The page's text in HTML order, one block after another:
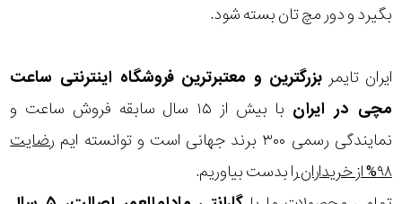
بگیرد و دور مچ تان بسته شود.
ایران تایمر بزرگترین و معتبرترین فروشگاه اینترنتی ساعت
مچی در ایران
با بیش از ۱۵ سال سابقه فروش ساعت و
نمایندگی رسمی ۳۰۰ برند جهانی است و توانسته ایم
رضایت
۹۸% از خریداران
را بدست بیاوریم.
اصالت
کشور